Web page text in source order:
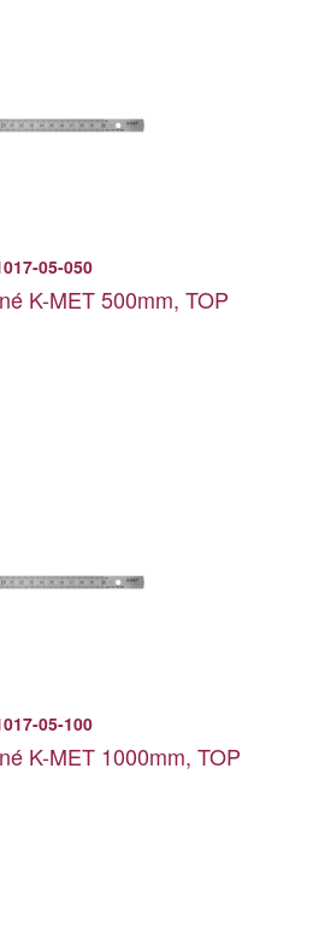
05-050
K-MET 500mm, TOP
05-100
K-MET 1000mm, TOP